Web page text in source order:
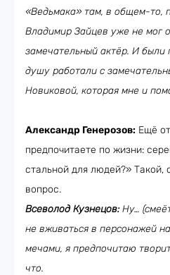
«Ведьмака» там, в общем-то,
Владимир Зайцев уже не мог
замечательный актёр. И
душу работали с
Новиковой, которая мне и
Александр Генерозов: Ещё
предпочитаете по жизни:
стальной для людей?» Такой,
вопрос.
Всеволод Кузнецов:Ну…
не вживаться в персонажей
мечами, я предпочитаю
что.